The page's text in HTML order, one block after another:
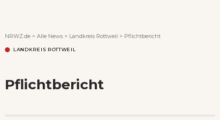
NRWZ.de > Alle News > Landkreis Rottweil > Pflichtbericht
LANDKREIS ROTTWEIL
Pflichtbericht